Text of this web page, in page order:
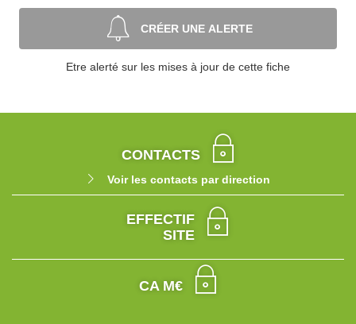
CRÉER UNE ALERTE
Etre alerté sur les mises à jour de cette fiche
CONTACTS
Voir les contacts par direction
EFFECTIF
SITE
CA M€